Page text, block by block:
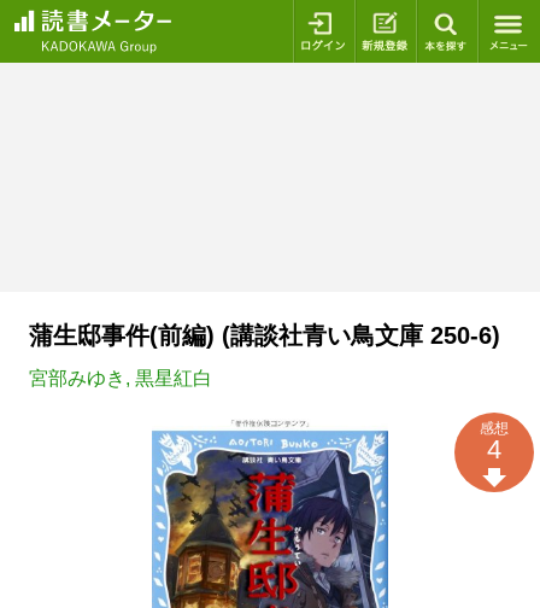
ログイン 新規登録
蒲生邸事件(前編) (講談社青い鳥文庫 250-6)
宮部みゆき , 黒星紅白
感想
4